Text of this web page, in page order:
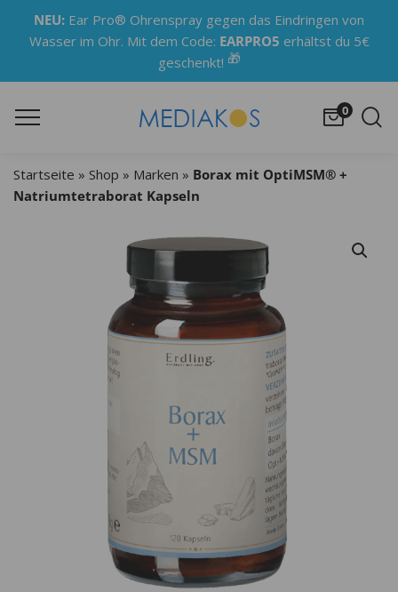
NEU: Ear Pro® Ohrenspray gegen das Eindringen von
Wasser im Ohr. Mit dem Code: EARPRO5 erhältst du 5€
geschenkt! 🎁
0
Startseite » Shop » Marken » Borax mit OptiMSM® +
Natriumtetraborat Kapseln